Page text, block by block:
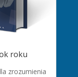
roku
zrozumienia